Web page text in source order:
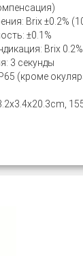
Brix ±0.2%
±0.1%
Brix 0.2%
3 секунды
(кроме